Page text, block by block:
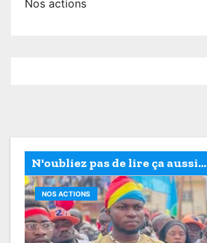
Nos actions
N'oubliez pas de lire ça aussi...
NOS ACTIONS